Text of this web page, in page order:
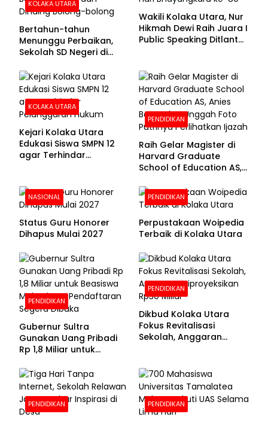
KOLAKA UTARA
Bertahun-tahun
Menunggu Perbaikan,
Sekolah SD Negeri di
Beralas Tanah dan
Dinding Bolong-bolong
Wakili Kolaka Utara, Nur
Hikmah Dewi Raih Juara I
Public Speaking Ditlantas
Bhayangkara ke-80
KOLAKA UTARA
Kejari Kolaka Utara
Edukasi Siswa SMPN 12
agar Terhindar
PENDIDIKAN
Raih Gelar Magister di
Harvard Graduate
School of Education AS,
Foto Putrinya Perlihatkan
Ijazah
NASIONAL
Status Guru Honorer
Dihapus Mulai 2027
PENDIDIKAN
Perpustakaan Woipedia
Terbaik di Kolaka Utara
PENDIDIKAN
Gubernur Sultra
Gunakan Uang Pribadi
Rp 1,8 Miliar untuk
Pendaftaran Segera
Dibuka
PENDIDIKAN
Dikbud Kolaka Utara
Fokus Revitalisasi
Sekolah, Anggaran
PENDIDIKAN PENDIDIKAN